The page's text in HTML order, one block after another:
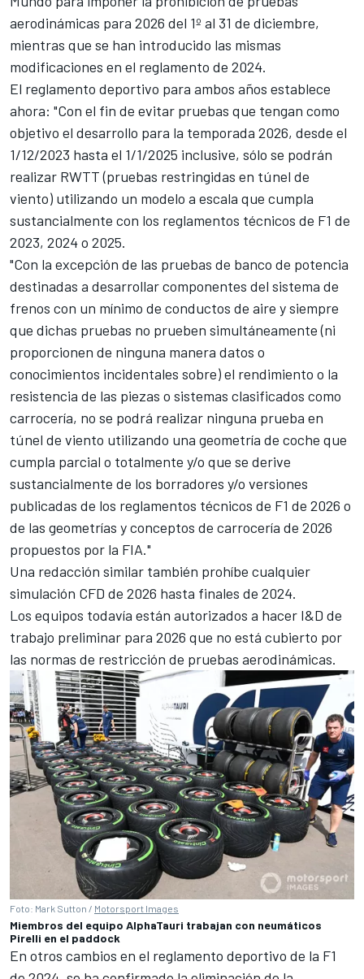
aerodinámicas para 2026 del 1º al 31 de diciembre,
mientras que se han introducido las mismas
modificaciones en el reglamento de 2024.
El reglamento deportivo para ambos años establece
ahora: "Con el fin de evitar pruebas que tengan como
objetivo el desarrollo para la temporada 2026, desde el
1/12/2023 hasta el 1/1/2025 inclusive, sólo se podrán
realizar RWTT (pruebas restringidas en túnel de
viento) utilizando un modelo a escala que cumpla
sustancialmente con los reglamentos técnicos de F1 de
2023, 2024 o 2025.
"Con la excepción de las pruebas de banco de potencia
destinadas a desarrollar componentes del sistema de
frenos con un mínimo de conductos de aire y siempre
que dichas pruebas no prueben simultáneamente (ni
proporcionen de ninguna manera datos o
conocimientos incidentales sobre) el rendimiento o la
resistencia de las piezas o sistemas clasificados como
carrocería, no se podrá realizar ninguna prueba en
túnel de viento utilizando una geometría de coche que
cumpla parcial o totalmente y/o que se derive
sustancialmente de los borradores y/o versiones
publicadas de los reglamentos técnicos de F1 de 2026 o
de las geometrías y conceptos de carrocería de 2026
propuestos por la FIA."
Una redacción similar también prohíbe cualquier
simulación CFD de 2026 hasta finales de 2024.
Los equipos todavía están autorizados a hacer I&D de
trabajo preliminar para 2026 que no está cubierto por
las normas de restricción de pruebas aerodinámicas.
Foto: Mark Sutton / Motorsport Images
Miembros del equipo AlphaTauri trabajan con neumáticos
Pirelli en el paddock
En otros cambios en el reglamento deportivo de la F1